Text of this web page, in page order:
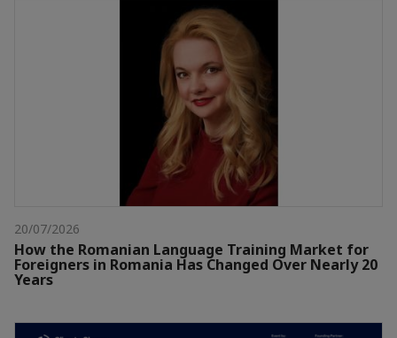
20/07/2026
How the Romanian Language Training Market for
Foreigners in Romania Has Changed Over Nearly 20
Years